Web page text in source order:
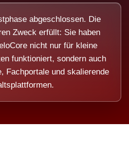
abgeschlossen. Die
Zweck erfüllt: Sie haben
nicht nur für kleine
funktioniert, sondern auch
Fachportale und skalierende